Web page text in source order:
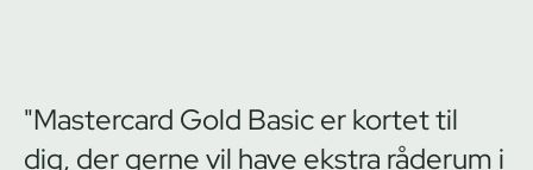
"Mastercard Gold Basic er kortet til
dig, der gerne vil have ekstra råderum i